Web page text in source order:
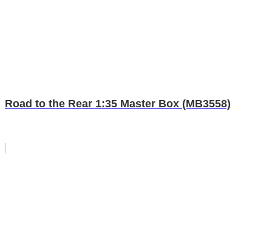
Road to the Rear 1:35 Master Box (MB3558)